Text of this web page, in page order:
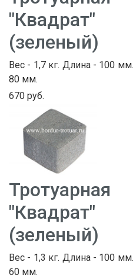
"Квадрат"
(зеленый)
Вес - 1,7 кг. Длина - 100
80 мм.
670 руб.
"Квадрат"
(зеленый)
Вес - 1,3 кг. Длина - 100
60 мм.